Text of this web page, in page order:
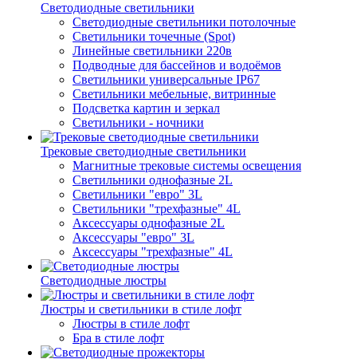
Светодиодные светильники
Светодиодные светильники потолочные
Светильники точечные (Spot)
Линейные светильники 220в
Подводные для бассейнов и водоёмов
Светильники универсальные IP67
Светильники мебельные, витринные
Подсветка картин и зеркал
Светильники - ночники
Трековые светодиодные светильники
Магнитные трековые системы освещения
Светильники однофазные 2L
Светильники "евро" 3L
Светильники "трехфазные" 4L
Аксессуары однофазные 2L
Аксессуары "евро" 3L
Аксессуары "трехфазные" 4L
Светодиодные люстры
Люстры и светильники в стиле лофт
Люстры в стиле лофт
Бра в стиле лофт